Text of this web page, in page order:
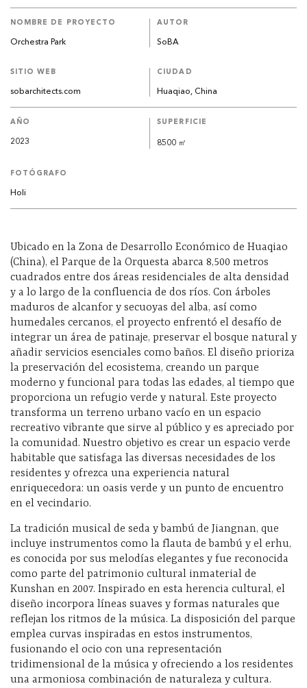
NOMBRE DE PROYECTO
Orchestra Park
AUTOR
SoBA
SITIO WEB
sobarchitects.com
CIUDAD
Huaqiao, China
AÑO
2023
SUPERFICIE
8500 ㎡
FOTÓGRAFO
Holi
Ubicado en la Zona de Desarrollo Económico de Huaqiao
(China), el Parque de la Orquesta abarca 8,500 metros
cuadrados entre dos áreas residenciales de alta densidad
y a lo largo de la confluencia de dos ríos. Con árboles
maduros de alcanfor y secuoyas del alba, así como
humedales cercanos, el proyecto enfrentó el desafío de
integrar un área de patinaje, preservar el bosque natural y
añadir servicios esenciales como baños. El diseño prioriza
la preservación del ecosistema, creando un parque
moderno y funcional para todas las edades, al tiempo que
proporciona un refugio verde y natural. Este proyecto
transforma un terreno urbano vacío en un espacio
recreativo vibrante que sirve al público y es apreciado por
la comunidad. Nuestro objetivo es crear un espacio verde
habitable que satisfaga las diversas necesidades de los
residentes y ofrezca una experiencia natural
enriquecedora: un oasis verde y un punto de encuentro
en el vecindario.
La tradición musical de seda y bambú de Jiangnan, que
incluye instrumentos como la flauta de bambú y el erhu,
es conocida por sus melodías elegantes y fue reconocida
como parte del patrimonio cultural inmaterial de
Kunshan en 2007. Inspirado en esta herencia cultural, el
diseño incorpora líneas suaves y formas naturales que
reflejan los ritmos de la música. La disposición del parque
emplea curvas inspiradas en estos instrumentos,
fusionando el ocio con una representación
tridimensional de la música y ofreciendo a los residentes
una armoniosa combinación de naturaleza y cultura.